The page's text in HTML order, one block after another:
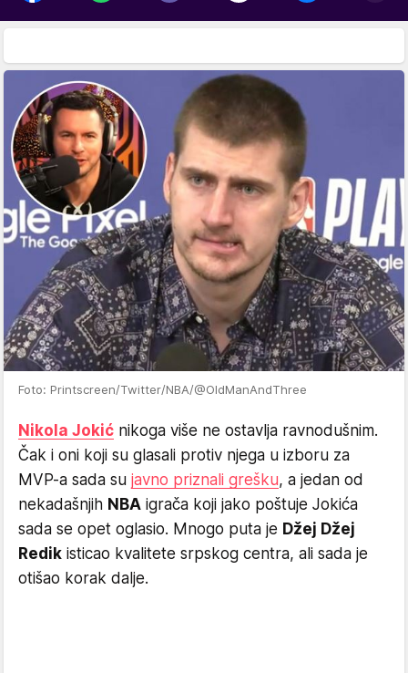
Foto: Printscreen/Twitter/NBA/@OldManAndThree
Nikola Jokić nikoga više ne ostavlja ravnodušnim.
Čak i oni koji su glasali protiv njega u izboru za
MVP-a sada su javno priznali grešku, a jedan od
nekadašnjih NBA igrača koji jako poštuje Jokića
sada se opet oglasio. Mnogo puta je Džej Džej
Redik isticao kvalitete srpskog centra, ali sada je
otišao korak dalje.